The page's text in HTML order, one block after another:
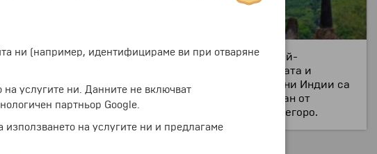
и Сумбинг. Населението е около 120 000 души. Най-
през XIV в. при упадъка на будизма в страната и
в града от времето на Нидерландските Източни Индии са
и построен на мястото, където той е арестуван от
площад има внушителна статуя на принц Дипонегоро.
ни (например, идентифицираме ви при отваряне
услугите ни. Данните не включват
партньор Google.
на услугите ни и предлагаме